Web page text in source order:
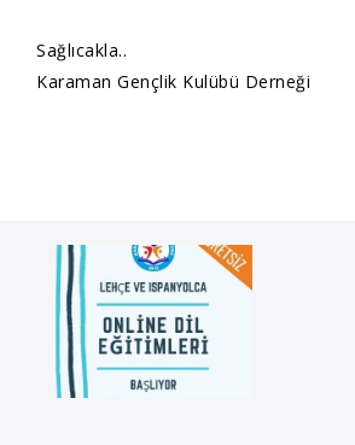
Sağlıcakla..
Karaman Gençlik Kulübü Derneği